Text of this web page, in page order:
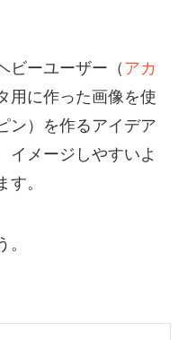
ビーユーザー（ アカ
用に作った画像を使
ン）を作るアイデア
イメージしやすいよ
。